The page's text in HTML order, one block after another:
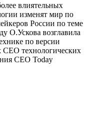
влиятельных
изменят мир по
России по теме
О.Ускова возглавила
по версии
технологических
CEO Today